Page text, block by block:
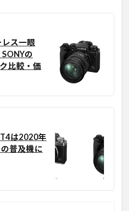
ス一眼
SONYの
比較・価
は2020年
普及機に